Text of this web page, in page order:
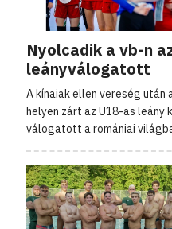
Nyolcadik a vb-n
leányválogatott
A kínaiak ellen vereség után
helyen zárt az U18-as leány
válogatott a romániai